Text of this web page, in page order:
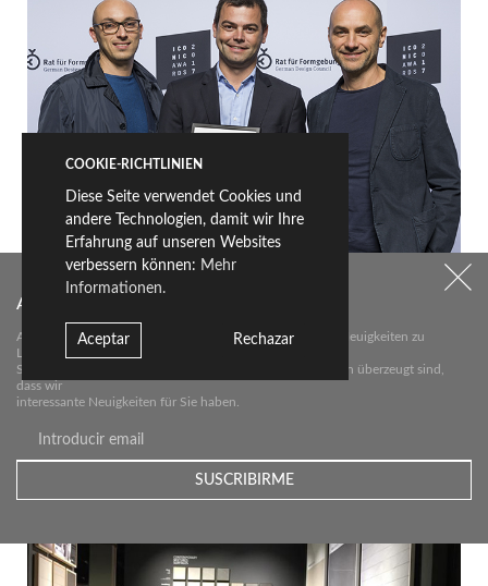
Related Posts
Abonnieren Sie unseren Newsletter
Abonnieren Sie unseren Newsletter über die wichtigsten Neuigkeiten zu
Livingceramics.
Sie erhalten von uns nur dann eine E-Mail, wenn wir davon überzeugt sind,
dass wir
interessante Neuigkeiten für Sie haben.
COOKIE-RICHTLINIEN
Diese Seite verwendet Cookies und
andere Technologien, damit wir Ihre
Erfahrung auf unseren Websites
verbessern können: Mehr
Informationen.
Aceptar Rechazar